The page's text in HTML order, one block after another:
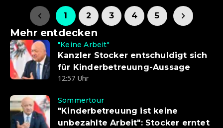
1 2 3 4 5
Mehr entdecken
"Keine Arbeit"
Kanzler Stocker entschuldigt sich
für Kinderbetreuung-Aussage
12:57 Uhr
Sommertour
"Kinderbetreuung ist keine
unbezahlte Arbeit": Stocker erntet